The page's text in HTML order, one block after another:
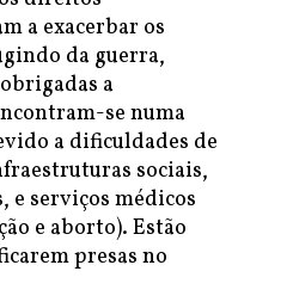
a exacerbar os
da guerra,
a
se numa
a dificuldades de
sociais,
e serviços médicos
e aborto). Estão
presas no